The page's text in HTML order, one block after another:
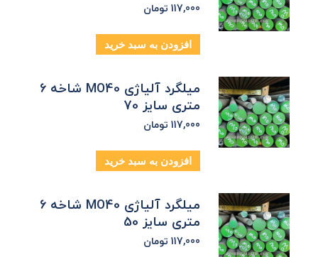
117,000 تومان
افزودن به سبد خرید
میلگرد آلیاژی MO40 شاخه 6
متری سایز 70
117,000 تومان
افزودن به سبد خرید
میلگرد آلیاژی MO40 شاخه 6
متری سایز 50
117,000 تومان